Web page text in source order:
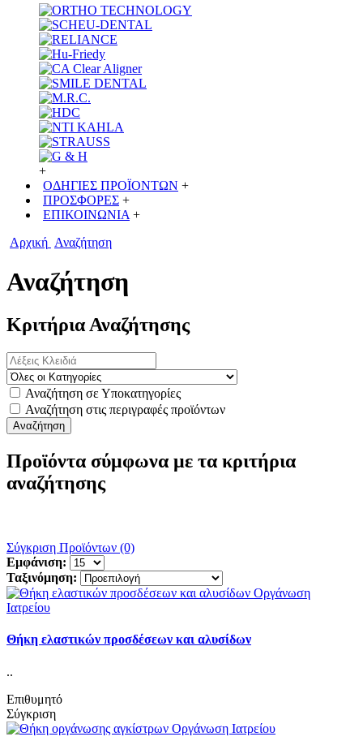
+
ΟΔΗΓΙΕΣ ΠΡΟΪΟΝΤΩΝ +
ΠΡΟΣΦΟΡΕΣ +
ΕΠΙΚΟΙΝΩΝΙΑ +
Αρχική Αναζήτηση
Αναζήτηση
Κριτήρια Αναζήτησης
Αναζήτηση σε Υποκατηγορίες
Αναζήτηση στις περιγραφές προϊόντων
Προϊόντα σύμφωνα με τα κριτήρια
αναζήτησης
Σύγκριση Προϊόντων (0)
Εμφάνιση:
Ταξινόμηση:
Θήκη ελαστικών προσδέσεων και αλυσίδων
..
Επιθυμητό
Σύγκριση